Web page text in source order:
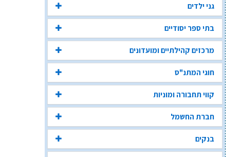
גני ילדים
בתי ספר יסודיים
מרכזים קהילתיים ומועדונים
חוגי המתנ"ס
קווי תחבורה ומוניות
חברת החשמל
בנקים